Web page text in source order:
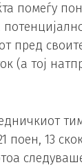
помеѓу
пред
(а тој
поен, 13